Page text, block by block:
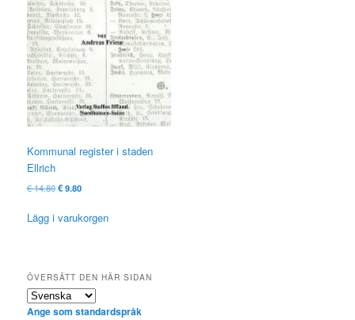
Kommunal register i staden
Ellrich
€14.80Ursprungligt
var:
€9.80Nuvarande
är:
Lägg i varukorgen
ÖVERSÄTT DEN HÄR SIDAN
Ange som standardspråk